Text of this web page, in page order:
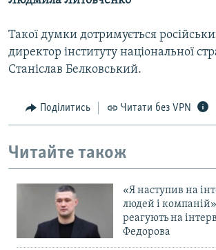
Такої думки дотримується
директор інституту національної
Станіслав Белковський.
Поділитись Читати без VPN
Читайте також
«Я наступив на
людей і
реагують на
Федорова